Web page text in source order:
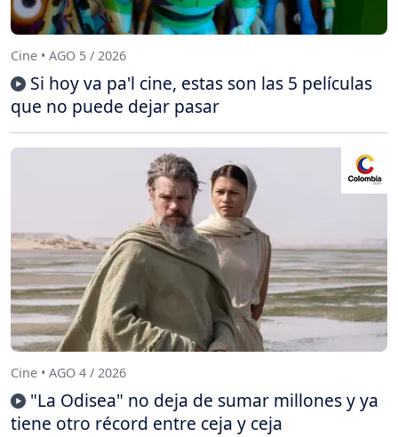
Cine • AGO 5 / 2026
Si hoy va pa'l cine, estas son las 5 películas
que no puede dejar pasar
Cine • AGO 4 / 2026
"La Odisea" no deja de sumar millones y ya
tiene otro récord entre ceja y ceja